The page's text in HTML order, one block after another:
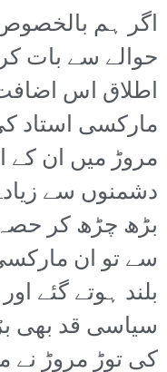
اگر ہم
حوالے سے بات
اطلاق اس
مارکسی استاد
مروڑ میں ان کے
دشمنوں سے
بڑھ چڑھ کر
سے تو ان
بلند ہوتے گئے
سیاسی قد بھی
کی توڑ مروڑ نے